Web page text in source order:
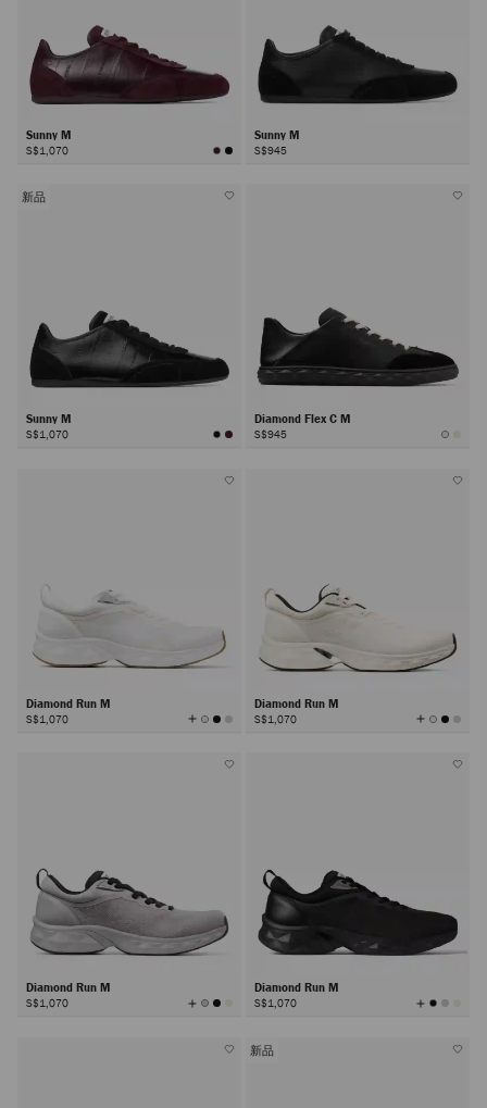
Sunny M
S$1,070
Sunny M
S$945
新品
Sunny M
S$1,070
Diamond Flex C M
S$945
Diamond Run M
S$1,070 查
看
Diamond Run M
S$1,070 查
看
Diamond Run M
S$1,070 查
看
Diamond Run M
S$1,070 查
看
新品